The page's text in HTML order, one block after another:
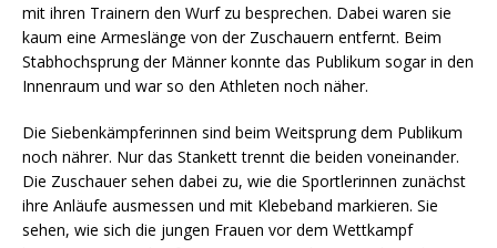
mit ihren Trainern den Wurf zu besprechen. Dabei waren sie
kaum eine Armeslänge von der Zuschauern entfernt. Beim
Stabhochsprung der Männer konnte das Publikum sogar in den
Innenraum und war so den Athleten noch näher.
Die Siebenkämpferinnen sind beim Weitsprung dem Publikum
noch nährer. Nur das Stankett trennt die beiden voneinander.
Die Zuschauer sehen dabei zu, wie die Sportlerinnen zunächst
ihre Anläufe ausmessen und mit Klebeband markieren. Sie
sehen, wie sich die jungen Frauen vor dem Wettkampf